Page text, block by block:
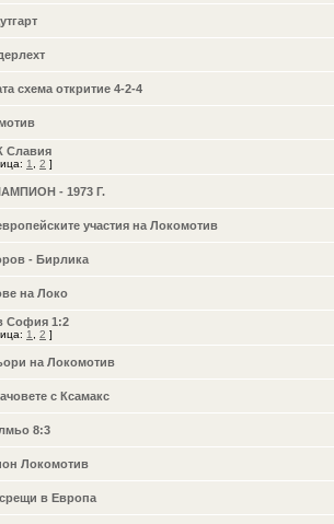
схема откритие 4-2-4
Славия
1 2 ]
- 1973 Г.
участия на Локомотив
- Бирлика
на Локо
София 1:2
1 2 ]
на Локомотив
с Ксамакс
8:3
Локомотив
в Европа